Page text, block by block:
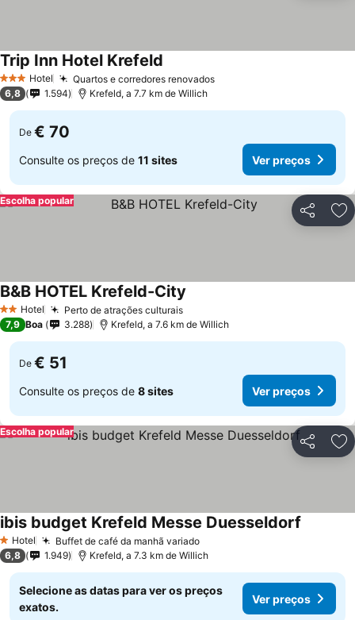
3 EstrelasHotel Quartos e corredores renovados
Trip Inn Hotel Krefeld
6,8 1.594 Krefeld, a 7.7 km de Willich
De € 70
Consulte os preços de 11 sites Ver preços
Partilhar
Escolha popular
2 Estrelas
Hotel Perto de atrações culturais
B&B HOTEL Krefeld-City
7,9 Boa 3.288 Krefeld, a 7.6 km de Willich
De € 51
Consulte os preços de 8 sites Ver preços
Partilhar
Escolha popular
1 Estrelas
Hotel Buffet de café da manhã variado
ibis budget Krefeld Messe Duesseldorf
6,8 1.949 Krefeld, a 7.3 km de Willich
Selecione as datas para ver os preços
exatos.
Ver preços